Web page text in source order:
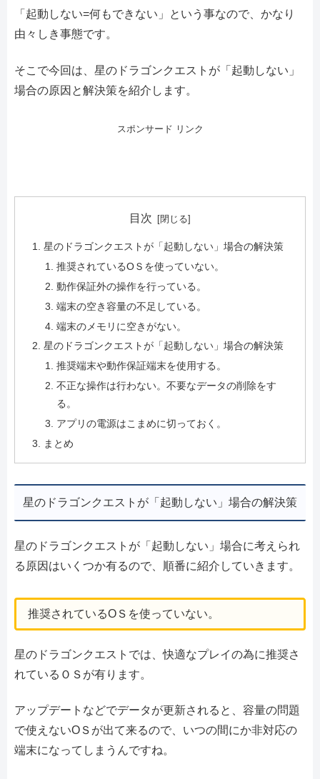
「起動しない=何もできない」という事なので、かなり
由々しき事態です。
そこで今回は、星のドラゴンクエストが「起動しない」
場合の原因と解決策を紹介します。
スポンサード リンク
目次
星のドラゴンクエストが「起動しない」場合の解決策
推奨されているОＳを使っていない。
動作保証外の操作を行っている。
端末の空き容量の不足している。
端末のメモリに空きがない。
星のドラゴンクエストが「起動しない」場合の解決策
推奨端末や動作保証端末を使用する。
不正な操作は行わない。不要なデータの削除をす
る。
アプリの電源はこまめに切っておく。
まとめ
星のドラゴンクエストが「起動しない」場合の解決策
星のドラゴンクエストが「起動しない」場合に考えられ
る原因はいくつか有るので、順番に紹介していきます。
推奨されているОＳを使っていない。
星のドラゴンクエストでは、快適なプレイの為に推奨さ
れているＯＳが有ります。
アップデートなどでデータが更新されると、容量の問題
で使えないОＳが出て来るので、いつの間にか非対応の
端末になってしまうんですね。